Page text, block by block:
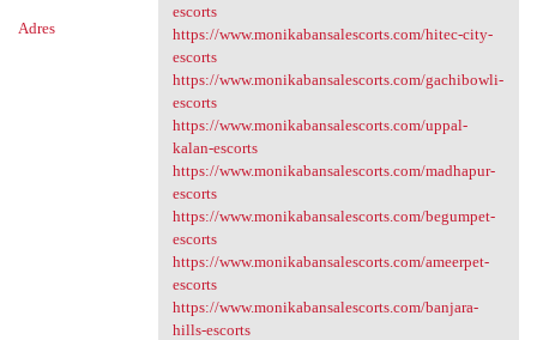
Adres
escorts
https://www.monikabansalescorts.com/hitec-city-
escorts
https://www.monikabansalescorts.com/gachibowli-
escorts
https://www.monikabansalescorts.com/uppal-
kalan-escorts
https://www.monikabansalescorts.com/madhapur-
escorts
https://www.monikabansalescorts.com/begumpet-
escorts
https://www.monikabansalescorts.com/ameerpet-
escorts
https://www.monikabansalescorts.com/banjara-
hills-escorts